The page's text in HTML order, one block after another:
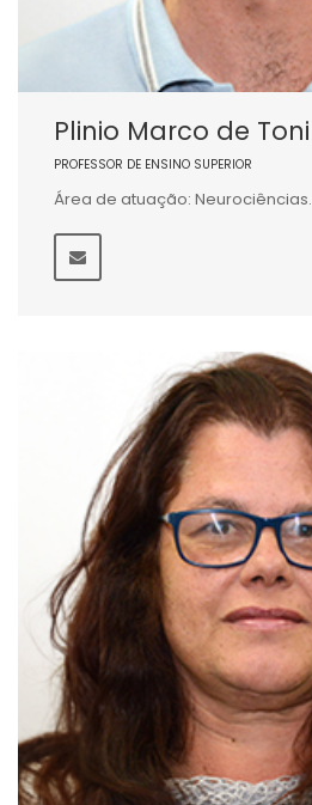
Plinio Marco de Toni
PROFESSOR DE ENSINO SUPERIOR
Área de atuação: Neurociências.